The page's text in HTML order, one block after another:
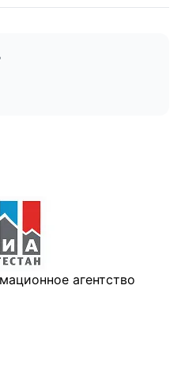
агентство